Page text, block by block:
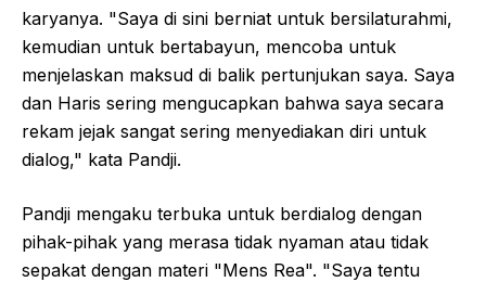
karyanya. "Saya di sini berniat untuk bersilaturahmi,
kemudian untuk bertabayun, mencoba untuk
menjelaskan maksud di balik pertunjukan saya. Saya
dan Haris sering mengucapkan bahwa saya secara
rekam jejak sangat sering menyediakan diri untuk
dialog," kata Pandji.
Pandji mengaku terbuka untuk berdialog dengan
pihak-pihak yang merasa tidak nyaman atau tidak
sepakat dengan materi "Mens Rea". "Saya tentu